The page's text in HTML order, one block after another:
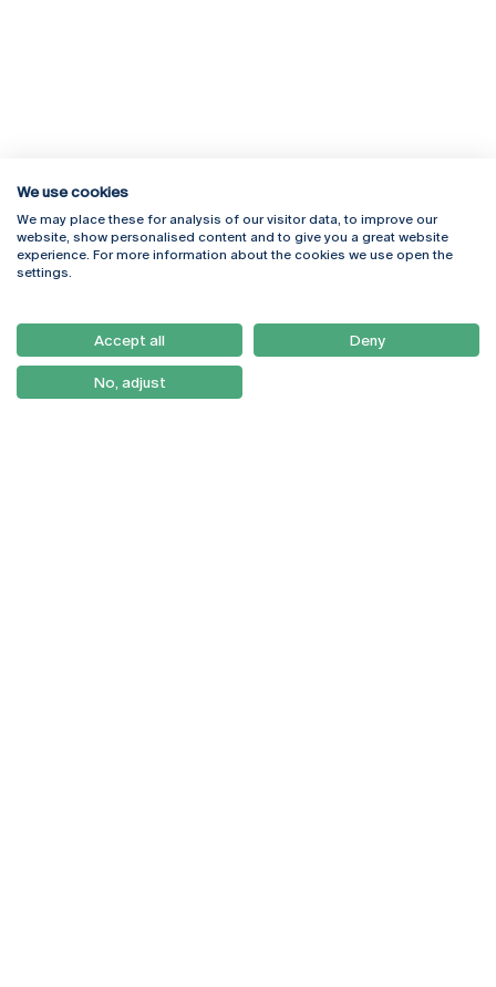
Rua Diogo Botelho 1327
4169-005 Porto
+351 226 196 240
Campus Online
Webmail
Como Chegar
Newsletter
We use cookies
We may place these for analysis of our visitor data, to improve our
website, show personalised content and to give you a great website
experience. For more information about the cookies we use open the
settings.
Accept all Deny
No, adjust